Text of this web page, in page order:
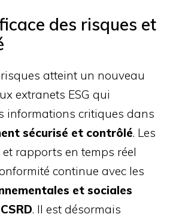
des risques et
atteint un nouveau
extranets ESG qui
informations critiques dans
sécurisé et contrôlé. Les
rapports en temps réel
continue avec les
et sociales
. Il est désormais